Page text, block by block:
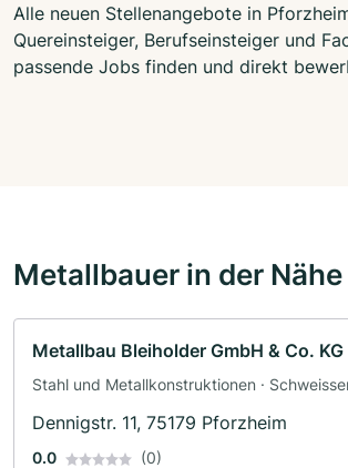
Alle neuen Stellenangebote in
Quereinsteiger, Berufseinsteiger und
passende Jobs finden und direkt
Metallbauer in der Nähe
Metallbau Bleiholder GmbH & Co. KG
Stahl und Metallkonstruktionen ·
Dennigstr. 11, 75179 Pforzheim
0.0 (0)